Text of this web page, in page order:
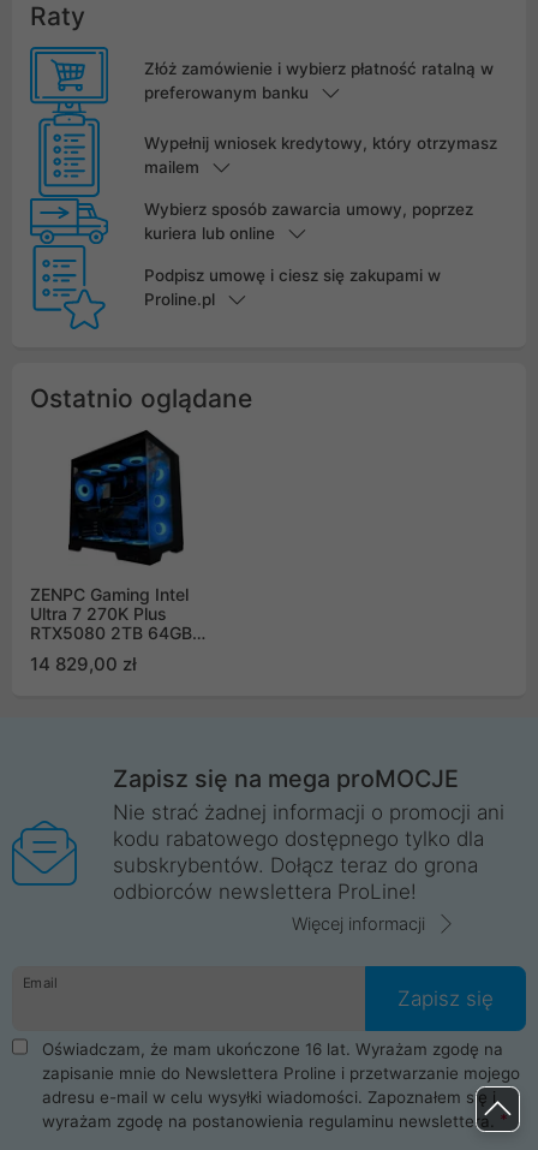
Raty
Złóż zamówienie i wybierz płatność ratalną w
preferowanym banku
Wypełnij wniosek kredytowy, który otrzymasz
mailem
Wybierz sposób zawarcia umowy, poprzez
kuriera lub online
Podpisz umowę i ciesz się zakupami w
Proline.pl
Ostatnio oglądane
ZENPC Gaming Intel
Ultra 7 270K Plus
RTX5080 2TB 64GB
14 829,00 zł
Zapisz się na mega proMOCJE
Nie strać żadnej informacji o promocji ani
kodu rabatowego dostępnego tylko dla
subskrybentów. Dołącz teraz do grona
odbiorców newslettera ProLine!
Więcej informacji
Email
Zapisz się
Oświadczam, że mam ukończone 16 lat. Wyrażam zgodę na
zapisanie mnie do Newslettera Proline i przetwarzanie mojego
adresu e-mail w celu wysyłki wiadomości. Zapoznałem się i
wyrażam zgodę na postanowienia regulaminu newslettera